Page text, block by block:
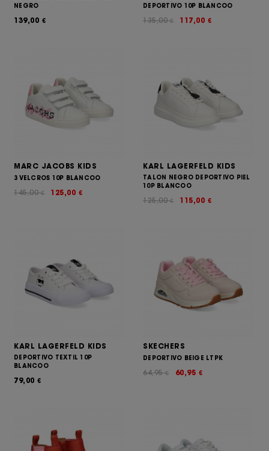
NEGRO
139,00 €
DEPORTIVO 10P BLANCOO
117,00 €
135,00€
MARC JACOBS KIDS
3 VELCROS 10P BLANCOO
125,00 €
145,00€
KARL LAGERFELD KIDS
TALON NEGRO DEPORTIVO PIEL
10P BLANCOO
115,00 €
125,00€
KARL LAGERFELD KIDS
DEPORTIVO TEXTIL 10P
BLANCOO
79,00 €
SKECHERS
DEPORTIVO BEIGE LTPK
60,95 €
64,95€